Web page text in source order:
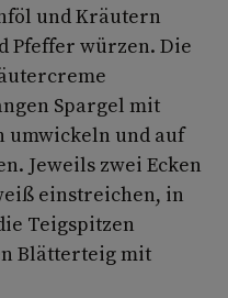
und Kräutern
Pfeffer würzen. Die
Spargel mit
umwickeln und auf
Jeweils zwei Ecken
einstreichen, in
Teigspitzen
Blätterteig mit